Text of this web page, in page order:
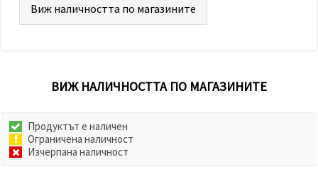
Виж наличността по магазините
ВИЖ НАЛИЧНОСТТА ПО МАГАЗИНИТЕ
Продуктът е наличен
Ограничена наличност
Изчерпана наличност